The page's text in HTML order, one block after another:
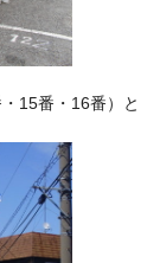
15番・16番）と